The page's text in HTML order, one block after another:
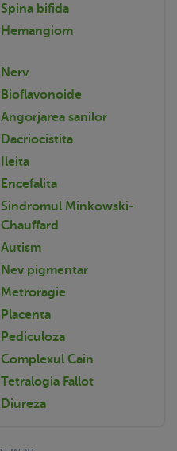
Spina bifida
Hemangiom
Nerv
Bioflavonoide
Angorjarea sanilor
Dacriocistita
Ileita
Encefalita
Sindromul Minkowski-
Chauffard
Autism
Nev pigmentar
Metroragie
Placenta
Pediculoza
Complexul Cain
Tetralogia Fallot
Diureza